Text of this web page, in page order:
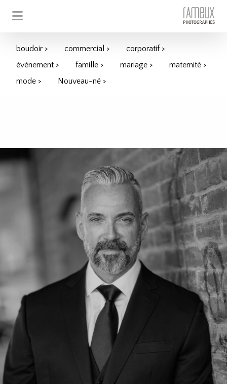
boudoir > commercial >
corporatif >
événement >
famille > mariage >
maternité >
mode >
Nouveau-né >